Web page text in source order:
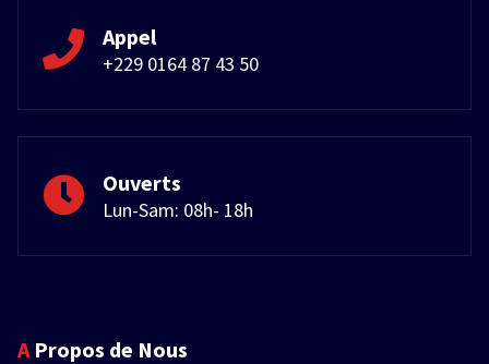
Appel
+229 0164 87 43 50
Ouverts
Lun-Sam: 08h- 18h
A Propos de Nous